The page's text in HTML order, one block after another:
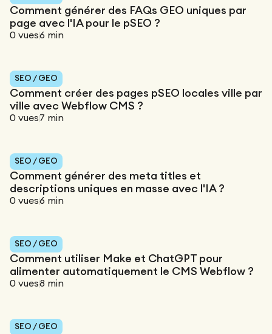
Affiliation
Product Design
Landing Page
Maintenance
Audit sémantique
Audit concurrentiel
GEO
Tracking
Reporting
Audit
Landing Page
Comment générer des FAQs GEO uniques par
page avec l'IA pour le pSEO ?
0 vues6 min
SEO / GEO
Comment créer des pages pSEO locales ville par
ville avec Webflow CMS ?
0 vues7 min
SEO / GEO
Comment générer des meta titles et
descriptions uniques en masse avec l'IA ?
0 vues6 min
SEO / GEO
Comment utiliser Make et ChatGPT pour
alimenter automatiquement le CMS Webflow ?
0 vues8 min
SEO / GEO